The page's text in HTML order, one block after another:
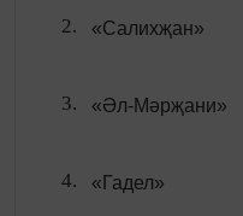
«Салихҗан»
«Әл-Мәрҗани»
«Гадел»